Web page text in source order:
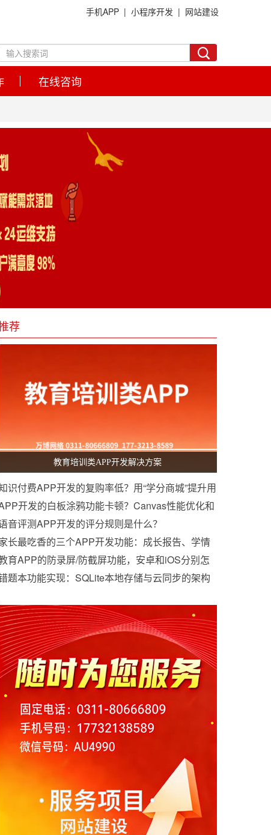
网站建设
小程序开发 |
手机APP |
在线咨询
荐
教育培训类APP开发解决方案
识付费APP开发的复购率低？用“学分商城”提升用
黏性开发的白板涂鸦功能卡顿？Canvas性能优化和
件节流
音评测APP开发的评分规则是什么？
长最吃香的三个APP开发功能：成长报告、学情
析、排名可见
育APP的防录屏/防截屏功能，安卓和iOS分别怎
搞？
题本功能实现：SQLite本地存储与云同步的架构